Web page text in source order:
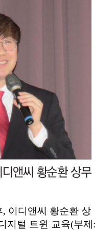
이디앤씨 황순환 상
지털 트윈 교육(부제: